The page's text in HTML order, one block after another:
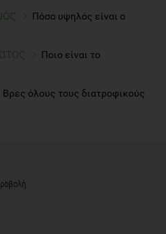
Πόσο υψηλός είναι ο
Ποιο είναι το
Βρες όλους τους διατροφικούς